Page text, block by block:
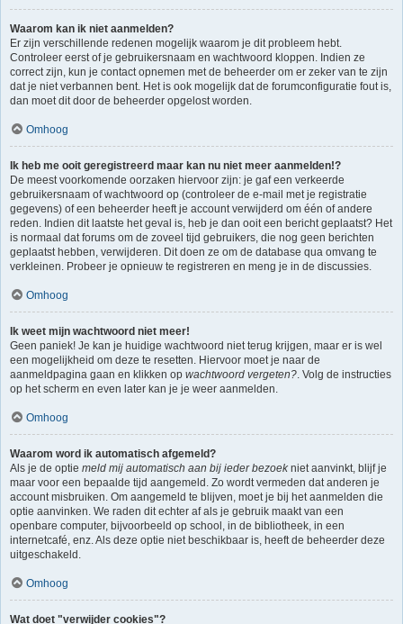
Waarom kan ik niet aanmelden?
Er zijn verschillende redenen mogelijk waarom je dit probleem hebt.
Controleer eerst of je gebruikersnaam en wachtwoord kloppen. Indien ze
correct zijn, kun je contact opnemen met de beheerder om er zeker van te zijn
dat je niet verbannen bent. Het is ook mogelijk dat de forumconfiguratie fout is,
dan moet dit door de beheerder opgelost worden.
Omhoog
Ik heb me ooit geregistreerd maar kan nu niet meer aanmelden!?
De meest voorkomende oorzaken hiervoor zijn: je gaf een verkeerde
gebruikersnaam of wachtwoord op (controleer de e-mail met je registratie
gegevens) of een beheerder heeft je account verwijderd om één of andere
reden. Indien dit laatste het geval is, heb je dan ooit een bericht geplaatst? Het
is normaal dat forums om de zoveel tijd gebruikers, die nog geen berichten
geplaatst hebben, verwijderen. Dit doen ze om de database qua omvang te
verkleinen. Probeer je opnieuw te registreren en meng je in de discussies.
Omhoog
Ik weet mijn wachtwoord niet meer!
Geen paniek! Je kan je huidige wachtwoord niet terug krijgen, maar er is wel
een mogelijkheid om deze te resetten. Hiervoor moet je naar de
aanmeldpagina gaan en klikken op wachtwoord vergeten?. Volg de instructies
op het scherm en even later kan je je weer aanmelden.
Omhoog
Waarom word ik automatisch afgemeld?
Als je de optie meld mij automatisch aan bij ieder bezoekniet aanvinkt, blijf je
maar voor een bepaalde tijd aangemeld. Zo wordt vermeden dat anderen je
account misbruiken. Om aangemeld te blijven, moet je bij het aanmelden die
optie aanvinken. We raden dit echter af als je gebruik maakt van een
openbare computer, bijvoorbeeld op school, in de bibliotheek, in een
internetcafé, enz. Als deze optie niet beschikbaar is, heeft de beheerder deze
uitgeschakeld.
Omhoog
Wat doet "verwijder cookies"?